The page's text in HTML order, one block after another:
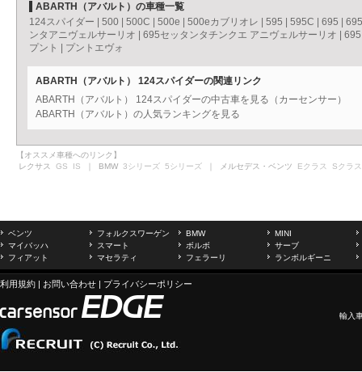
ABARTH（アバルト）の車種一覧
124スパイダー
500 500C 500e 500eカブリオレ 595 595C 695
ンタアニヴェルサーリオ
695セッタンタチンクエ アニヴェルサーリオ
プント
プントエヴォ
ABARTH（アバルト） 124スパイダーの関連リンク
ABARTH（アバルト） 124スパイダーの中古車を見る（カーセンサー）
ABARTH（アバルト）の人気ランキングを見る
【オススメ車種へのリンク】
レクサス GS IS ｜ BMW 3シリーズ 5シリーズ ｜ メルセデス・ベンツ Eクラス Sクラス
ベンツ フォルクスワーゲン BMW
MINI
マイバッハ
スマート ボルボ
サーブ
フィアット
マセラティ フェラーリ ランボルギーニ
利用規約 | お問い合わせ | プライバシーポリシー
輸入